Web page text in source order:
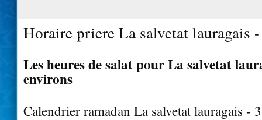
Horaire priere La salvetat lauragais
Les heures de salat pour La salvetat
environs
Calendrier ramadan La salvetat lauragais -